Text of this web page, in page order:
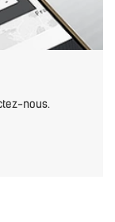
nous.